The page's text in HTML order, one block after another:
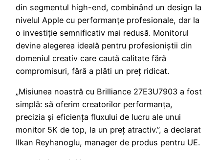
din segmentul high-end, combinând un design la
nivelul Apple cu performanțe profesionale, dar la
o investiție semnificativ mai redusă. Monitorul
devine alegerea ideală pentru profesioniștii din
domeniul creativ care caută calitate fără
compromisuri, fără a plăti un preț ridicat.
„Misiunea noastră cu Brilliance 27E3U7903 a fost
simplă: să oferim creatorilor performanța,
precizia și eficiența fluxului de lucru ale unui
monitor 5K de top, la un preț atractiv.”, a declarat
Ilkan Reyhanoglu, manager de produs pentru UE.